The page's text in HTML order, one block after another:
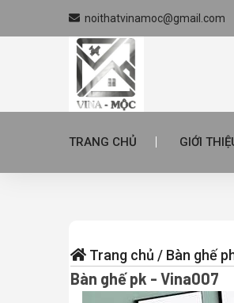
noithatvinamoc@gmail.com
TRANG CHỦ GIỚI
Trang chủ / Bàn ghế
Bàn ghế pk - Vina007